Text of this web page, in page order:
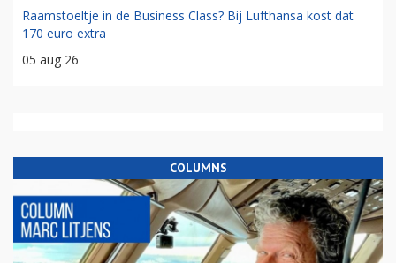
Raamstoeltje in de Business Class? Bij Lufthansa kost dat
170 euro extra
05 aug 26
COLUMNS